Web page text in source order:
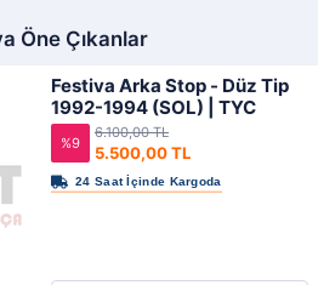
Öne Çıkanlar
Festiva Arka Stop - Düz Tip
1992-1994 (SOL) | TYC
%9 5.500,00 TL
6.100,00 TL